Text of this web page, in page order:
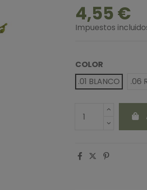
4,55 €
Impuestos
COLOR
.01 BLANCO
.06